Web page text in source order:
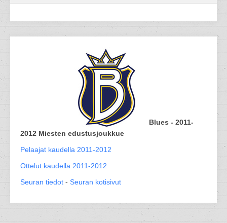
Blues - 2011-
2012 Miesten edustusjoukkue
Pelaajat kaudella 2011-2012
Ottelut kaudella 2011-2012
Seuran tiedot - Seuran kotisivut